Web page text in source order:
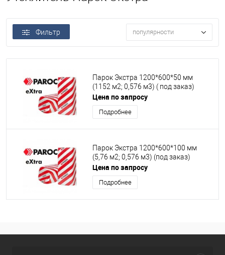
Фильтр популярности
Парок Экстра 1200*600*50 мм
(1152 м2; 0,576 м3) ( под заказ)
Цена по запросу
Подробнее
Парок Экстра 1200*600*100 мм
(5,76 м2; 0,576 м3) (под заказ)
Цена по запросу
Подробнее